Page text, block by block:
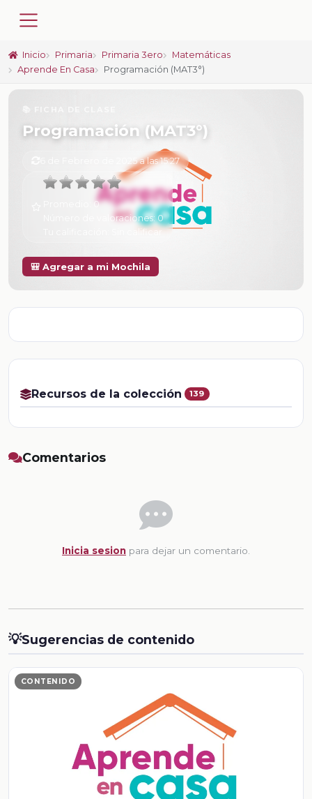
Inicio Primaria Primaria 3ero
Matemáticas
Aprende En Casa
Programación (MAT3°)
Programación (MAT3°)
6 de Febrero de 2025 a las 15:27
0
Número de valoraciones:0
Sin calificar
🎒 Agregar a mi Mochila
Recursos de la colección 139
Comentarios
Inicia sesion para dejar un comentario.
💡Sugerencias de contenido
CONTENIDO